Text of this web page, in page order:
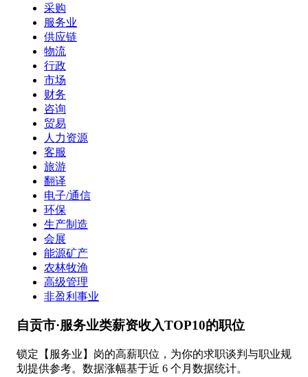
采购
服务业
供应链
物流
行政
市场
财务
咨询
贸易
人力资源
客服
旅游
翻译
电子/通信
环保
生产制造
会展
能源矿产
农林牧渔
高级管理
非盈利事业
自贡市·服务业类薪资收入TOP10的职位
锁定【服务业】岗的高薪职位，为你的求职谈判与职业规
划提供参考。数据涨幅基于近 6 个月数据统计。